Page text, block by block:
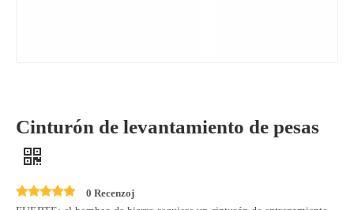
Cinturón de levantamiento de pesas
0 Recenzoj